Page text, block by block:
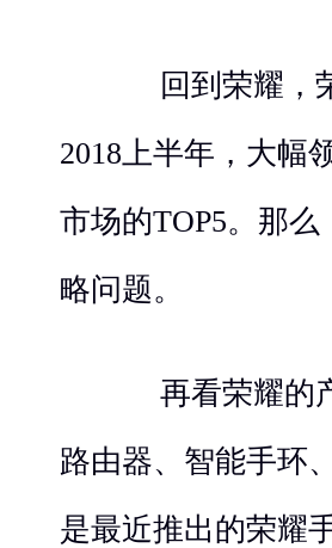
回到荣耀，荣
2018上半年，大幅
市场的TOP5。那
略问题。
再看荣耀的产
路由器、智能手环
是最近推出的荣耀